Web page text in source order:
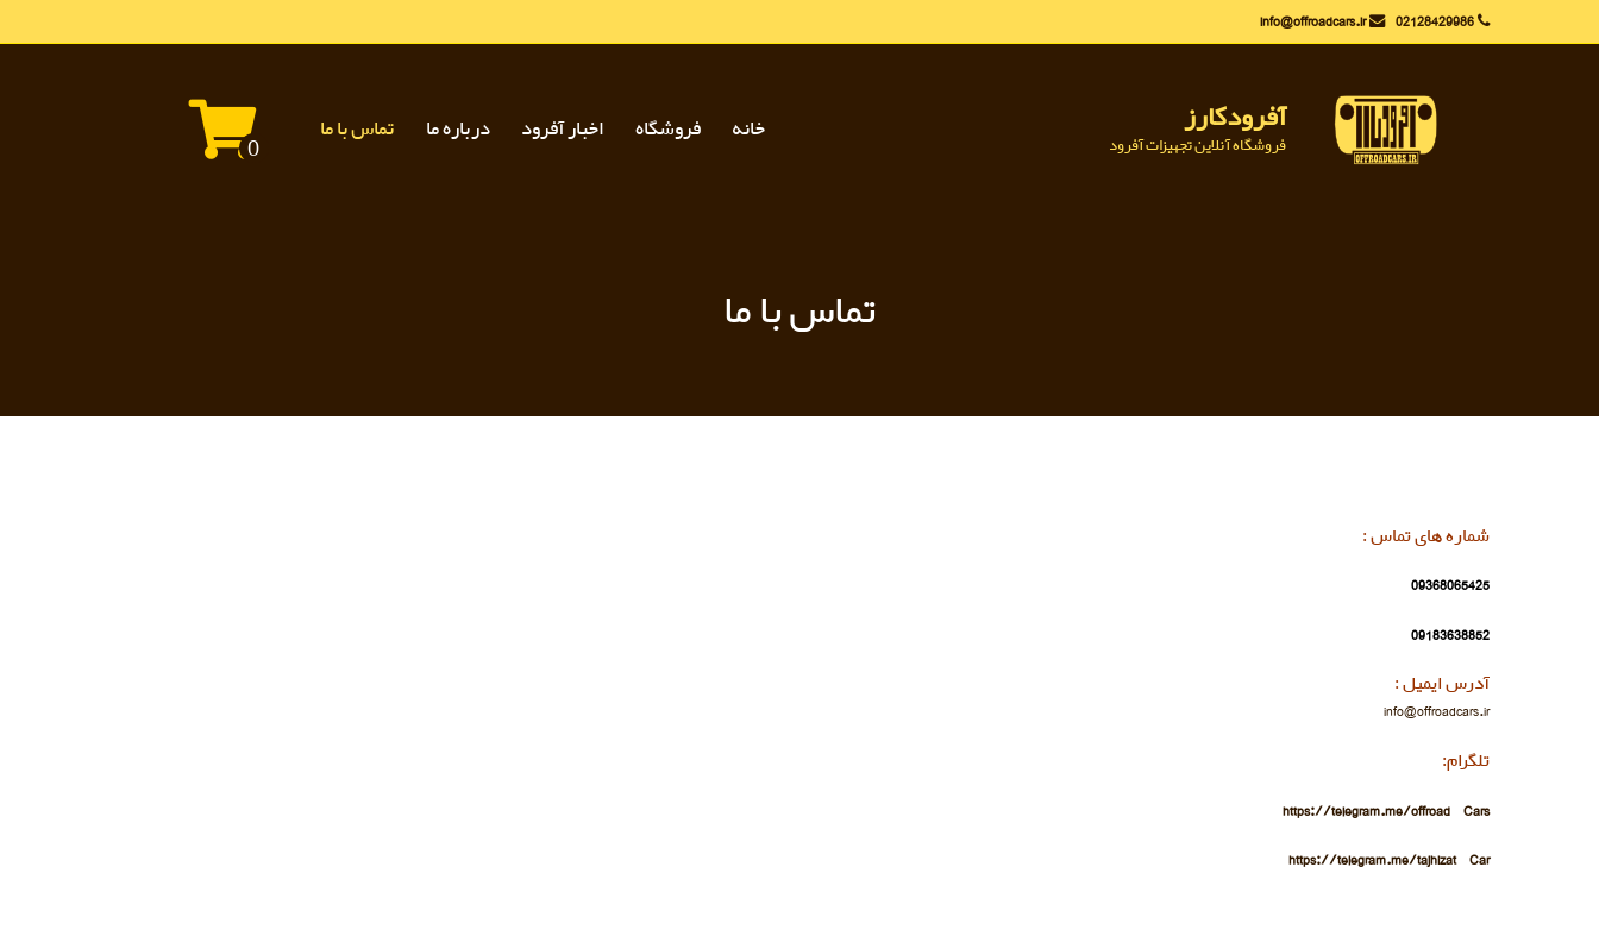
to
02128429986
info@offroadcars.ir
آفرودکارز
فروشگاه آنلاین تجهیزات آفرود
خانه فروشگاه اخبار آفرود درباره ما تماس با ما 0
تماس با ما
شماره های تماس :
09368065425
09183638852
آدرس ایمیل :
info@offroadcars.ir
تلگرام:
https://telegram.me/offroad_Cars
https://telegram.me/tajhizat_Car